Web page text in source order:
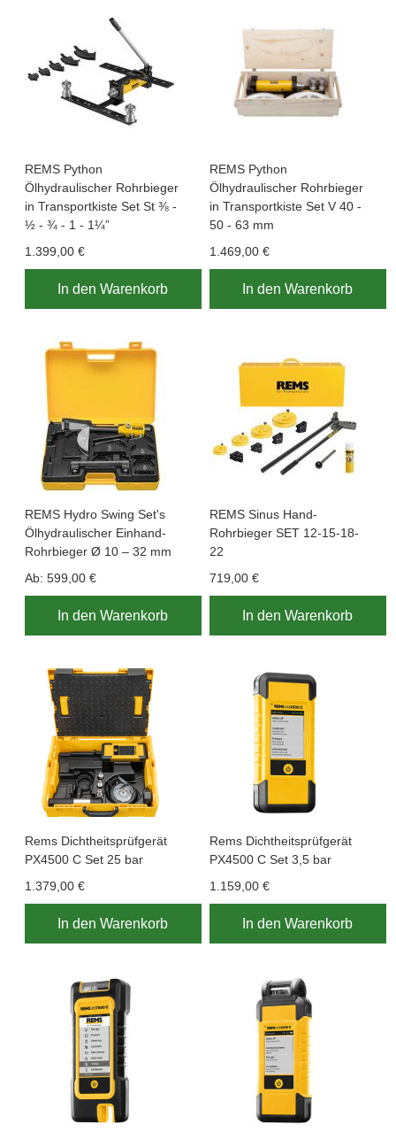
REMS Python
Ölhydraulischer Rohrbieger
in Transportkiste Set St ⅜ -
½ - ¾ - 1 - 1¼”
1.399,00 €
In den Warenkorb
REMS Python
Ölhydraulischer Rohrbieger
in Transportkiste Set V 40 -
50 - 63 mm
1.469,00 €
In den Warenkorb
REMS Hydro Swing Set's
Ölhydraulischer Einhand-
Rohrbieger Ø 10 – 32 mm
Ab: 599,00 €
In den Warenkorb
REMS Sinus Hand-
Rohrbieger SET 12-15-18-
22
719,00 €
In den Warenkorb
Rems Dichtheitsprüfgerät
PX4500 C Set 25 bar
1.379,00 €
In den Warenkorb
Rems Dichtheitsprüfgerät
PX4500 C Set 3,5 bar
1.159,00 €
In den Warenkorb